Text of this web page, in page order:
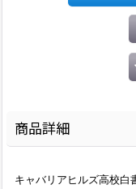
商品詳細
キャバリアヒルズ高校白